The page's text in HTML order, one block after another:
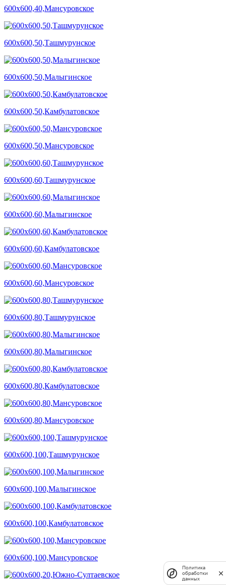
600х600,40,Мансуровское
600х600,50,Ташмурунское
600х600,50,Малыгинское
600х600,50,Камбулатовское
600х600,50,Мансуровское
600х600,60,Ташмурунское
600х600,60,Малыгинское
600х600,60,Камбулатовское
600х600,60,Мансуровское
600х600,80,Ташмурунское
600х600,80,Малыгинское
600х600,80,Камбулатовское
600х600,80,Мансуровское
600х600,100,Ташмурунское
600х600,100,Малыгинское
600х600,100,Камбулатовское
600х600,100,Мансуровское
Политика
обработки
данных